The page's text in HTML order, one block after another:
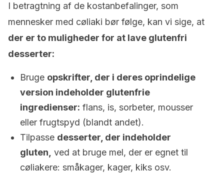
I betragtning af de kostanbefalinger, som
mennesker med cøliaki bør følge, kan vi sige, at
der er to muligheder for at lave glutenfri
desserter:
Bruge opskrifter, der i deres oprindelige
version indeholder glutenfrie
ingredienser: flans, is, sorbeter, mousser
eller frugtspyd (blandt andet).
Tilpasse desserter, der indeholder
gluten, ved at bruge mel, der er egnet til
cøliakere: småkager, kager, kiks osv.